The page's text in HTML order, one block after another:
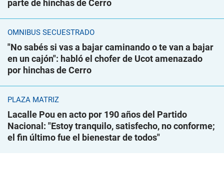
parte de hinchas de Cerro
ÓMNIBUS SECUESTRADO
"No sabés si vas a bajar caminando o te van a bajar
en un cajón": habló el chofer de Ucot amenazado
por hinchas de Cerro
PLAZA MATRIZ
Lacalle Pou en acto por 190 años del Partido
Nacional: "Estoy tranquilo, satisfecho, no conforme;
el fin último fue el bienestar de todos"